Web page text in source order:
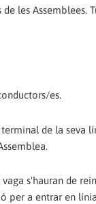
les Assemblees.
es.
de la seva
s'hauran de
per a entrar en